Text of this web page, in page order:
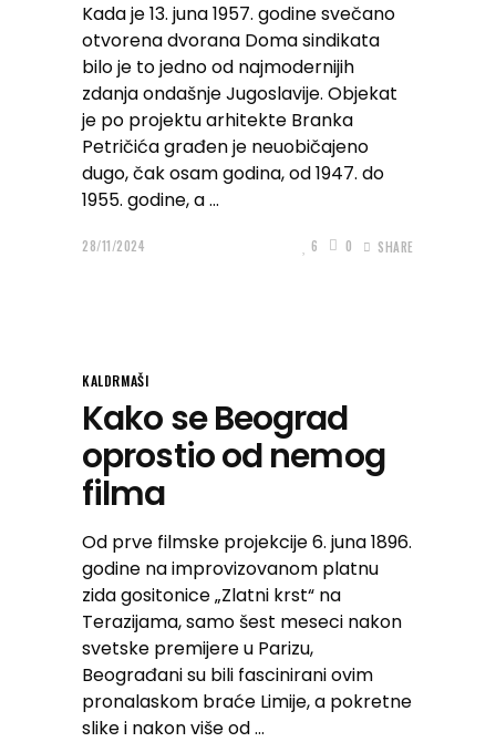
Kada je 13. juna 1957. godine svečano
otvorena dvorana Doma sindikata
bilo je to jedno od najmodernijih
zdanja ondašnje Jugoslavije. Objekat
je po projektu arhitekte Branka
Petričića građen je neuobičajeno
dugo, čak osam godina, od 1947. do
1955. godine, a
28/11/2024 6 0 SHARE
KALDRMAŠI
Kako se Beograd
oprostio od nemog
filma
Od prve filmske projekcije 6. juna 1896.
godine na improvizovanom platnu
zida gositonice „Zlatni krst“ na
Terazijama, samo šest meseci nakon
svetske premijere u Parizu,
Beograđani su bili fascinirani ovim
pronalaskom braće Limije, a pokretne
slike i nakon više od